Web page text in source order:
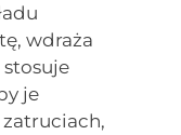
wdraża
je